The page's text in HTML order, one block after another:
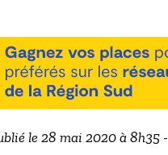
le 28 mai 2020 à 8h35